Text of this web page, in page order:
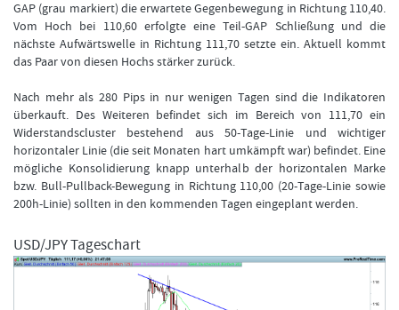
GAP (grau markiert) die erwartete Gegenbewegung in Richtung 110,40.
Vom Hoch bei 110,60 erfolgte eine Teil-GAP Schließung und die
nächste Aufwärtswelle in Richtung 111,70 setzte ein. Aktuell kommt
das Paar von diesen Hochs stärker zurück.
Nach mehr als 280 Pips in nur wenigen Tagen sind die Indikatoren
überkauft. Des Weiteren befindet sich im Bereich von 111,70 ein
Widerstandscluster bestehend aus 50-Tage-Linie und wichtiger
horizontaler Linie (die seit Monaten hart umkämpft war) befindet. Eine
mögliche Konsolidierung knapp unterhalb der horizontalen Marke
bzw. Bull-Pullback-Bewegung in Richtung 110,00 (20-Tage-Linie sowie
200h-Linie) sollten in den kommenden Tagen eingeplant werden.
USD/JPY Tageschart